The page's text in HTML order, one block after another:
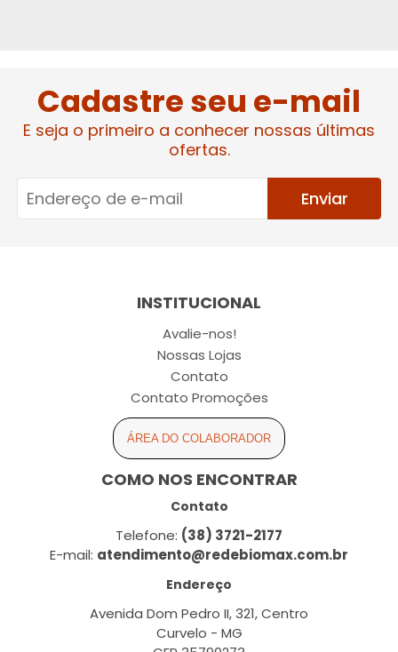
Cadastre seu e-mail
E seja o primeiro a conhecer nossas últimas
ofertas.
Enviar
INSTITUCIONAL
Avalie-nos!
Nossas Lojas
Contato
Contato Promoções
ÁREA DO COLABORADOR
COMO NOS ENCONTRAR
Contato
Telefone: (38) 3721-2177
E-mail: atendimento@redebiomax.com.br
Endereço
Avenida Dom Pedro II, 321, Centro
Curvelo - MG